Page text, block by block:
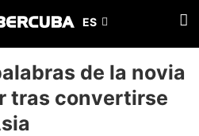
de la novia
tras convertirse